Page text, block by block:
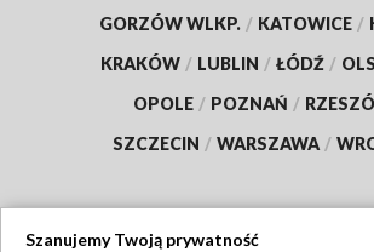
GORZÓW WLKP. / KATOWICE /
KRAKÓW / LUBLIN / ŁÓDŹ /
OPOLE / POZNAŃ /
SZCZECIN / WARSZAWA /
Szanujemy Twoją prywatność